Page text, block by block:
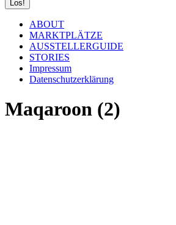
ABOUT
MARKTPLÄTZE
AUSSTELLERGUIDE
STORIES
Impressum
Datenschutzerklärung
Maqaroon (2)